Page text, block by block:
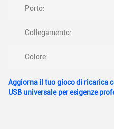
Porto:
Collegamento:
Colore:
Aggiorna il tuo gioco di ricarica
USB universale per esigenze